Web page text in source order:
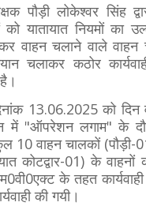
पौड़ी लोकेश्वर सिंह
को यातायात नियमों
वाहन चलाने वाले वाहन
चलाकर कठोर
13.06.2025 को दिन
में "ऑपरेशन लगाम" के
10 वाहन चालकों (पौड़ी-
कोटद्वार-01) के
के तहत
की गयी।